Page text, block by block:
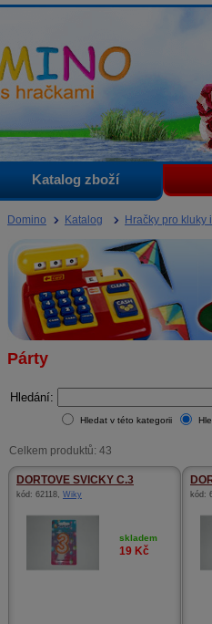
Katalog zboží
Domino Katalog Hračky pro kluky
Párty
Hledání:
Hledat v této kategorii
Celkem produktů: 43
DORTOVE SVICKY C.3
kód: 62118, Wiky
skladem
19 Kč
kód: